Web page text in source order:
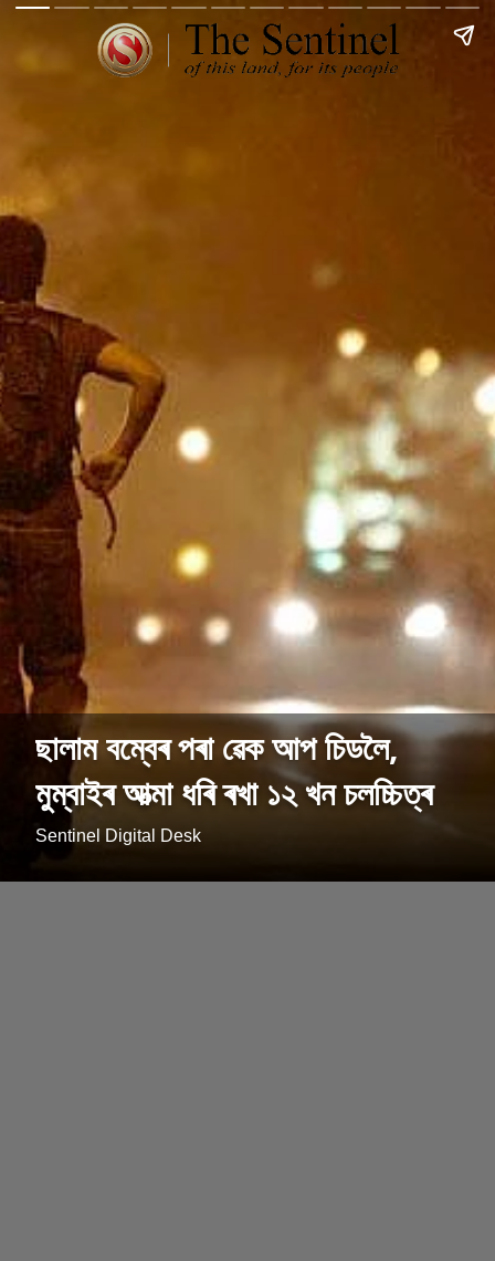
ছালাম বম্বেৰ পৰা ৱেক আপ চিডলৈ,
মুম্বাইৰ আত্মা ধৰি ৰখা ১২ খন চলচ্চিত্ৰ
Sentinel Digital Desk